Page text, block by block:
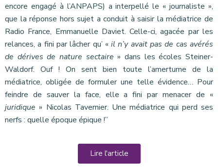
encore engagé à l’ANPAPS) a interpellé le « journaliste »,
que la réponse hors sujet a conduit à saisir la médiatrice de
Radio France, Emmanuelle Daviet. Celle-ci, agacée par les
relances, a fini par lâcher qu’ «il n’y avait pas de cas avérés
de dérives de nature sectaire» dans les écoles Steiner-
Waldorf. Ouf ! On sent bien toute l’amertume de la
médiatrice, obligée de formuler une telle évidence… Pour
feindre de sauver la face, elle a fini par menacer de «
juridique » Nicolas Tavernier. Une médiatrice qui perd ses
nerfs : quelle époque épique !”
Lire l'article